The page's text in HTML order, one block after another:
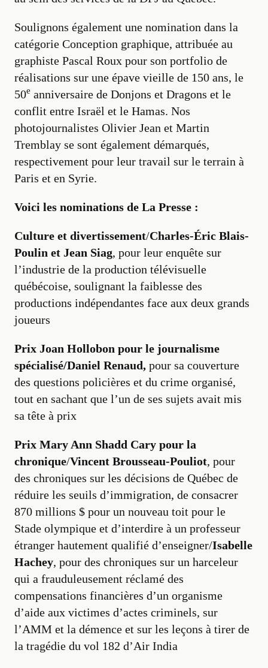
Soulignons également une nomination dans la
catégorie Conception graphique, attribuée au
graphiste Pascal Roux pour son portfolio de
réalisations sur une épave vieille de 150 ans, le
50e anniversaire de Donjons et Dragons et le
conflit entre Israël et le Hamas. Nos
photojournalistes Olivier Jean et Martin
Tremblay se sont également démarqués,
respectivement pour leur travail sur le terrain à
Paris et en Syrie.
Voici les nominations de La Presse :
Culture et divertissement/Charles-Éric Blais-
Poulin et Jean Siag, pour leur enquête sur
l’industrie de la production télévisuelle
québécoise, soulignant la faiblesse des
productions indépendantes face aux deux grands
joueurs
Prix Joan Hollobon pour le journalisme
spécialisé/Daniel Renaud, pour sa couverture
des questions policières et du crime organisé,
tout en sachant que l’un de ses sujets avait mis
sa tête à prix
Prix Mary Ann Shadd Cary pour la
chronique/Vincent Brousseau-Pouliot, pour
des chroniques sur les décisions de Québec de
réduire les seuils d’immigration, de consacrer
870 millions $ pour un nouveau toit pour le
Stade olympique et d’interdire à un professeur
étranger hautement qualifié d’enseigner/Isabelle
Hachey, pour des chroniques sur un harceleur
qui a frauduleusement réclamé des
compensations financières d’un organisme
d’aide aux victimes d’actes criminels, sur
l’AMM et la démence et sur les leçons à tirer de
la tragédie du vol 182 d’Air India